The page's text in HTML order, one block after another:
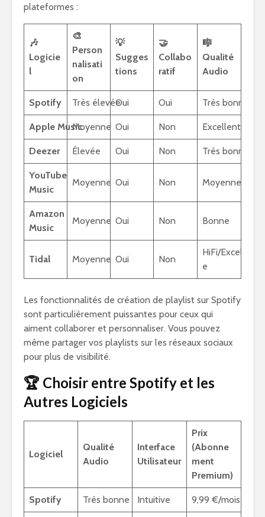
plateformes :
🎶
Logicie
l
🎨
Person
nalisati
on
💡
Sugges
tions
🤝
Collabo
ratif
🎼
Qualité
Audio
Spotify Très élevéeOui Oui Très bonne
Apple MusicMoyenne Oui Non Excellente
Deezer Élevée Oui Non Très bonne
YouTube
Music
Moyenne Oui Non Moyenne
Amazon
Music
Moyenne Oui Non Bonne
Tidal Moyenne Oui Non
HiFi/Excellent
e
Les fonctionnalités de création de playlist sur Spotify
sont particulièrement puissantes pour ceux qui
aiment collaborer et personnaliser. Vous pouvez
même partager vos playlists sur les réseaux sociaux
pour plus de visibilité.
🏆 Choisir entre Spotify et les
Autres Logiciels
Logiciel
Qualité
Audio
Interface
Utilisateur
Prix
(Abonne
ment
Premium)
Spotify Très bonne Intuitive 9,99 €/mois